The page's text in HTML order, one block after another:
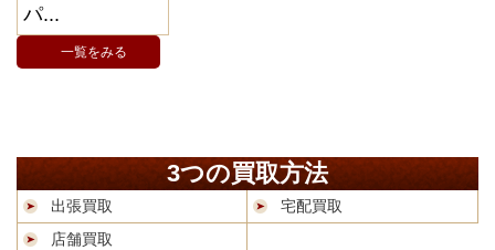
パ...
一覧をみる
3つの買取方法
出張買取
宅配買取
店舗買取